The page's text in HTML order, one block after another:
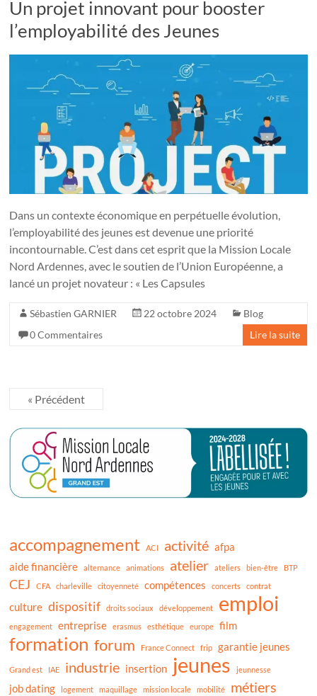
Un projet innovant pour booster
l’employabilité des Jeunes
Dans un contexte économique en perpétuelle évolution,
l’employabilité des jeunes est devenue une priorité
incontournable. C’est dans cet esprit que la Mission Locale
Nord Ardennes, avec le soutien de l’Union Européenne, a
lancé un projet novateur : « Les Capsules
Sébastien GARNIER 22 octobre 2024
Blog
0 Commentaires
Lire la suite
« Précédent
accompagnement ACI activité afpa
aide financière
alternance animations atelier ateliers bien-être BTP
CEJ CFA charleville citoyenneté compétences concerts contrat
culture dispositif droits sociaux développement emploi
engagement entreprise erasmus esthétique europe film
formation forum France Connect frip garantie jeunes
Grand est IAE industrie insertion jeunes jeunnesse
job dating logement maquillage mission locale mobilité métiers